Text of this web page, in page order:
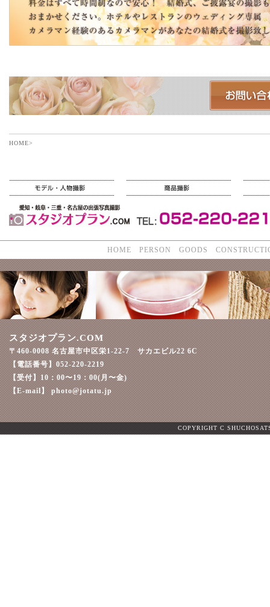
HOME>
HOME PERSON GOODS
スタジオプラン.COM
〒460-0008 名古屋市中区栄1-22-7 サカエビル22 6C
【電話番号】052-220-2219
【受付】10：00〜19：00(月〜金)
【E-mail】 photo@jotatu.jp
COPYRIGHT C